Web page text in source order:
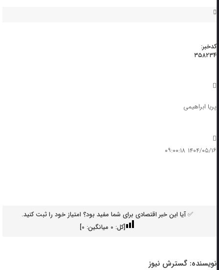
کدخبر:
۳۵۸۲۳۴
پریا ابراهیمی
۱۴۰۴/۰۵/۱۶ ۰۹:۰۰:۱۸
✅ آیا این خبر اقتصادی برای شما مفید بود؟ امتیاز خود را ثبت کنید.
[کل: 0میانگین: 0
]
نویسنده: گسترش نیوز